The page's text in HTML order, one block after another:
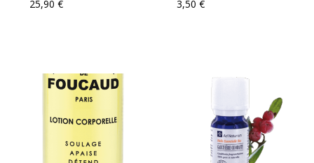
25,90€ 3,50€